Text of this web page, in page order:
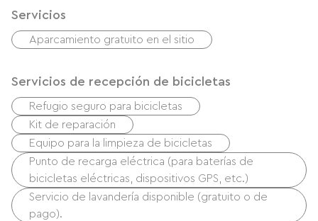
Servicios
Aparcamiento gratuito en el sitio
Servicios de recepción de bicicletas
Refugio seguro para bicicletas
Kit de reparación
Equipo para la limpieza de bicicletas
Punto de recarga eléctrica (para baterías de
bicicletas eléctricas, dispositivos GPS, etc.)
Servicio de lavandería disponible (gratuito o de
pago).